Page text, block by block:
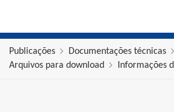
Publicações
Documentações técnicas
Arquivos para download
Informações